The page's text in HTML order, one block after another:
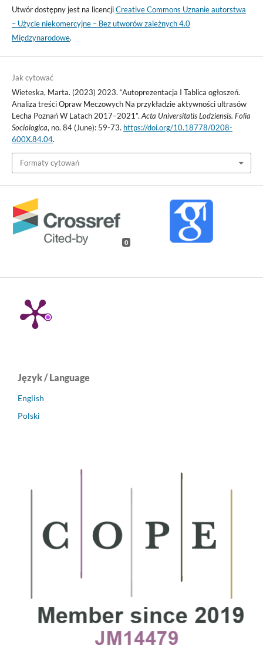
Utwór dostępny jest na licencjiCreative Commons Uznanie autorstwa
– Użycie niekomercyjne – Bez utworów zależnych 4.0
Międzynarodowe.
Jak cytować
Wieteska, Marta. (2023) 2023. “Autoprezentacja I Tablica ogłoszeń.
Analiza treści Opraw Meczowych Na przykładzie aktywności ultrasów
Lecha Poznań W Latach 2017–2021”. Acta Universitatis Lodziensis. Folia
Sociologica, no. 84 (June): 59-73. https://doi.org/10.18778/0208-
600X.84.04.
Formaty cytowań
0
Język / Language
English
Polski